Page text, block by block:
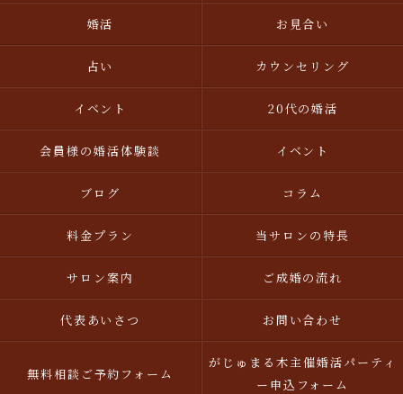
婚活 お見合い
占い カウンセリング
イベント 20代の婚活
会員様の婚活体験談 イベント
ブログ コラム
料金プラン 当サロンの特長
サロン案内 ご成婚の流れ
代表あいさつ お問い合わせ
無料相談ご予約フォーム
がじゅまる木主催婚活パーティ
ー申込フォーム